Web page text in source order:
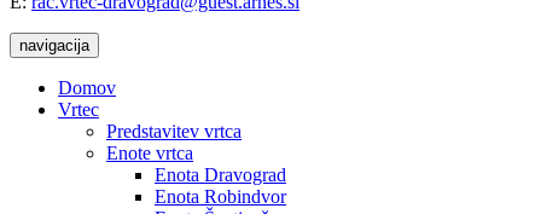
navigacija
Domov
Vrtec
Predstavitev vrtca
Enote vrtca
Enota Dravograd
Enota Robindvor